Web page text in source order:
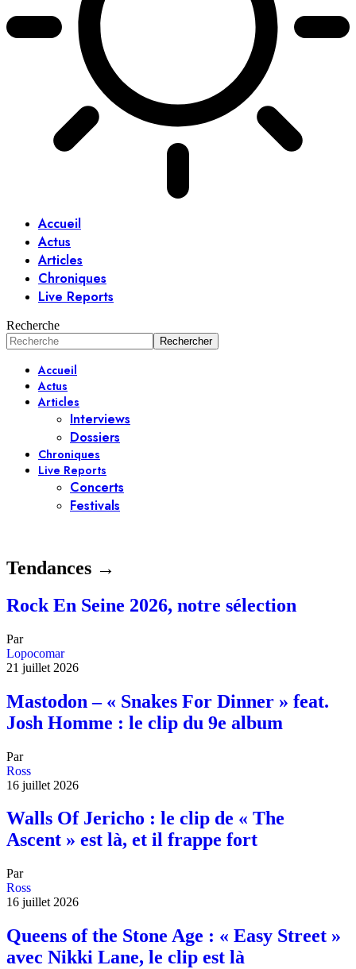
Accueil
Actus
Articles
Chroniques
Live Reports
Recherche
Accueil
Actus
Articles
Interviews
Dossiers
Chroniques
Live Reports
Concerts
Festivals
Tendances →
Rock En Seine 2026, notre sélection
Par
Lopocomar
21 juillet 2026
Mastodon – « Snakes For Dinner » feat.
Josh Homme : le clip du 9e album
Par
Ross
16 juillet 2026
Walls Of Jericho : le clip de « The
Ascent » est là, et il frappe fort
Par
Ross
16 juillet 2026
Queens of the Stone Age : « Easy Street »
avec Nikki Lane, le clip est là